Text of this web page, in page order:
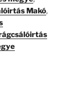
Makó,